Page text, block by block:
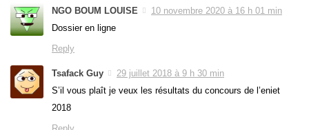
NGO BOUM LOUISE
10 novembre 2020 à 16 h 01 min
Dossier en ligne
Reply
Tsafack Guy
29 juillet 2018 à 9 h 30 min
S’il vous plaît je veux les résultats du concours de l’eniet
2018